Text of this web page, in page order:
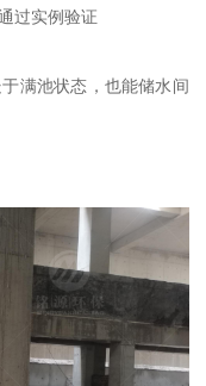
过实例验证
满池状态，也能储水间